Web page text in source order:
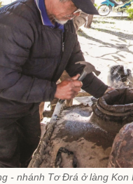
- nhánh Tơ Đrá ở làng